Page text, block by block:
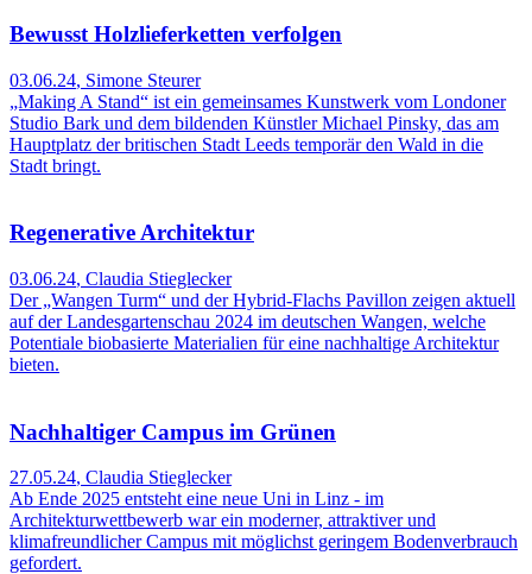
Bewusst Holzlieferketten verfolgen
03.06.24, Simone Steurer
„Making A Stand“ ist ein gemeinsames Kunstwerk vom Londoner
Studio Bark und dem bildenden Künstler Michael Pinsky, das am
Hauptplatz der britischen Stadt Leeds temporär den Wald in die
Stadt bringt.
Regenerative Architektur
03.06.24, Claudia Stieglecker
Der „Wangen Turm“ und der Hybrid-Flachs Pavillon zeigen aktuell
auf der Landesgartenschau 2024 im deutschen Wangen, welche
Potentiale biobasierte Materialien für eine nachhaltige Architektur
bieten.
Nachhaltiger Campus im Grünen
27.05.24, Claudia Stieglecker
Ab Ende 2025 entsteht eine neue Uni in Linz - im
Architekturwettbewerb war ein moderner, attraktiver und
klimafreundlicher Campus mit möglichst geringem Bodenverbrauch
gefordert.